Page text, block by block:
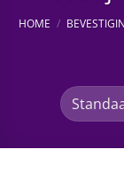
HOME /